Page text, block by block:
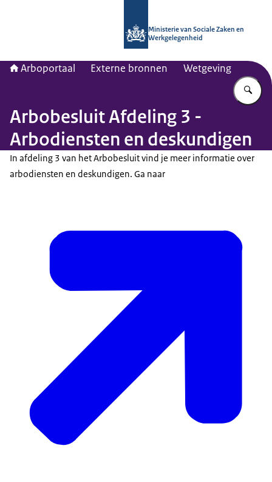
Ministerie van Sociale Zaken en
Werkgelegenheid
Arboportaal Externe bronnen Wetgeving
Arbobesluit Afdeling 3 -
Arbodiensten en deskundigen
In afdeling 3 van het Arbobesluit vind je meer informatie over
arbodiensten en deskundigen. Ga naar